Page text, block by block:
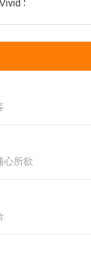
Sydney
心所欲